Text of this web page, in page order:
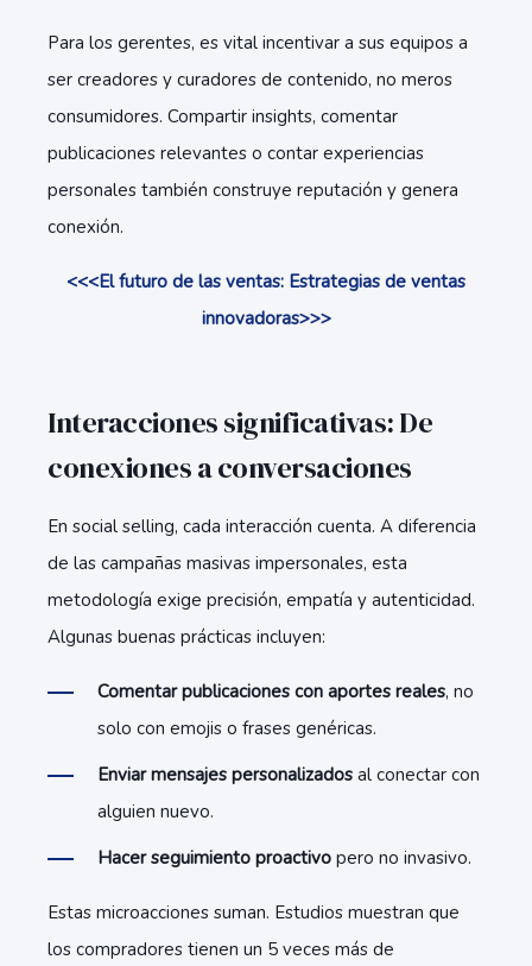
Para los gerentes, es vital incentivar a sus equipos a
ser creadores y curadores de contenido, no meros
consumidores. Compartir insights, comentar
publicaciones relevantes o contar experiencias
personales también construye reputación y genera
conexión.
<<<El futuro de las ventas: Estrategias de ventas
innovadoras>>>
Interacciones significativas: De
conexiones a conversaciones
En social selling, cada interacción cuenta. A diferencia
de las campañas masivas impersonales, esta
metodología exige precisión, empatía y autenticidad.
Algunas buenas prácticas incluyen:
Comentar publicaciones con aportes reales, no
solo con emojis o frases genéricas.
Enviar mensajes personalizados al conectar con
alguien nuevo.
Hacer seguimiento proactivo pero no invasivo.
Estas microacciones suman. Estudios muestran que
los compradores tienen un 5 veces más de